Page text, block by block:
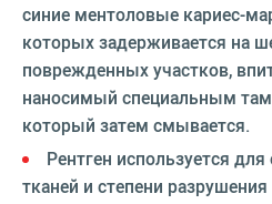
синие ментоловые кариес-
которых задерживается на
поврежденных участков,
наносимый специальным
который затем смывается.
Рентген используется
тканей и степени